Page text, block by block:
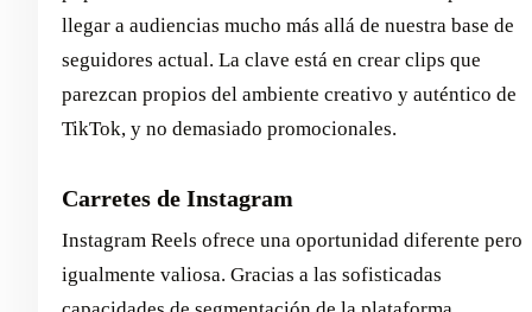
llegar a audiencias mucho más allá de nuestra base de
seguidores actual. La clave está en crear clips que
parezcan propios del ambiente creativo y auténtico de
TikTok, y no demasiado promocionales.
Carretes de Instagram
Instagram Reels ofrece una oportunidad diferente pero
igualmente valiosa. Gracias a las sofisticadas